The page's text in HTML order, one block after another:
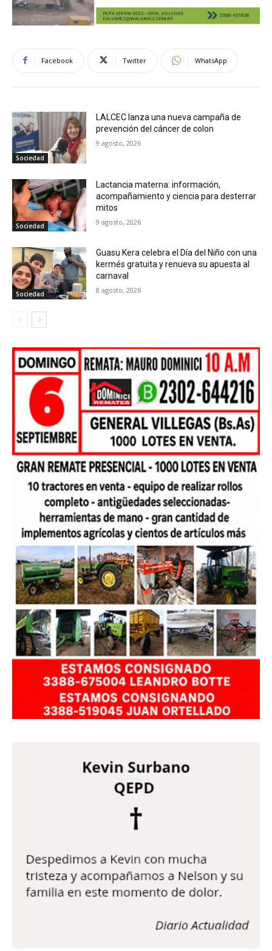
Facebook Twitter WhatsApp
Sociedad
LALCEC lanza una nueva campaña de
prevención del cáncer de colon
9 agosto, 2026
Sociedad
Lactancia materna: información,
acompañamiento y ciencia para desterrar
mitos
9 agosto, 2026
Sociedad
Guasu Kera celebra el Día del Niño con una
kermés gratuita y renueva su apuesta al
carnaval
8 agosto, 2026